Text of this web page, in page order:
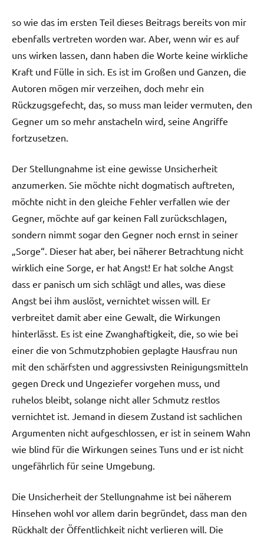
so wie das im ersten Teil dieses Beitrags bereits von mir
ebenfalls vertreten worden war. Aber, wenn wir es auf
uns wirken lassen, dann haben die Worte keine wirkliche
Kraft und Fülle in sich. Es ist im Großen und Ganzen, die
Autoren mögen mir verzeihen, doch mehr ein
Rückzugsgefecht, das, so muss man leider vermuten, den
Gegner um so mehr anstacheln wird, seine Angriffe
fortzusetzen.
Der Stellungnahme ist eine gewisse Unsicherheit
anzumerken. Sie möchte nicht dogmatisch auftreten,
möchte nicht in den gleiche Fehler verfallen wie der
Gegner, möchte auf gar keinen Fall zurückschlagen,
sondern nimmt sogar den Gegner noch ernst in seiner
„Sorge“. Dieser hat aber, bei näherer Betrachtung nicht
wirklich eine Sorge, er hat Angst! Er hat solche Angst
dass er panisch um sich schlägt und alles, was diese
Angst bei ihm auslöst, vernichtet wissen will. Er
verbreitet damit aber eine Gewalt, die Wirkungen
hinterlässt. Es ist eine Zwanghaftigkeit, die, so wie bei
einer die von Schmutzphobien geplagte Hausfrau nun
mit den schärfsten und aggressivsten Reinigungsmitteln
gegen Dreck und Ungeziefer vorgehen muss, und
ruhelos bleibt, solange nicht aller Schmutz restlos
vernichtet ist. Jemand in diesem Zustand ist sachlichen
Argumenten nicht aufgeschlossen, er ist in seinem Wahn
wie blind für die Wirkungen seines Tuns und er ist nicht
ungefährlich für seine Umgebung.
Die Unsicherheit der Stellungnahme ist bei näherem
Hinsehen wohl vor allem darin begründet, dass man den
Rückhalt der Öffentlichkeit nicht verlieren will. Die